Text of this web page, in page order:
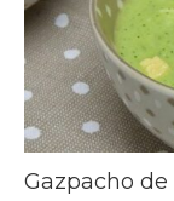
Gazpacho